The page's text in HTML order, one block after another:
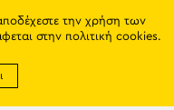
την χρήση των
στην πολιτική cookies.